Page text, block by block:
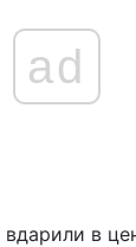
ad
вдарили в